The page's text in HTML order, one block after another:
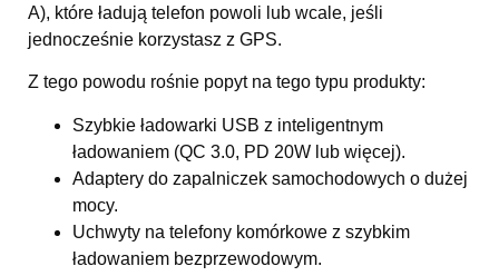
A), które ładują telefon powoli lub wcale, jeśli
jednocześnie korzystasz z GPS.
Z tego powodu rośnie popyt na tego typu produkty:
Szybkie ładowarki USB z inteligentnym
ładowaniem (QC 3.0, PD 20W lub więcej).
Adaptery do zapalniczek samochodowych o dużej
mocy.
Uchwyty na telefony komórkowe z szybkim
ładowaniem bezprzewodowym.